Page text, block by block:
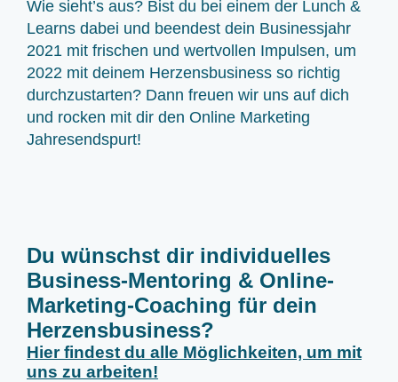
Wie sieht’s aus? Bist du bei einem der Lunch &
Learns dabei und beendest dein Businessjahr
2021 mit frischen und wertvollen Impulsen, um
2022 mit deinem Herzensbusiness so richtig
durchzustarten? Dann freuen wir uns auf dich
und rocken mit dir den Online Marketing
Jahresendspurt!
Du wünschst dir individuelles
Business-Mentoring & Online-
Marketing-Coaching für dein
Herzensbusiness?
Hier findest du alle Möglichkeiten, um mit
uns zu arbeiten!